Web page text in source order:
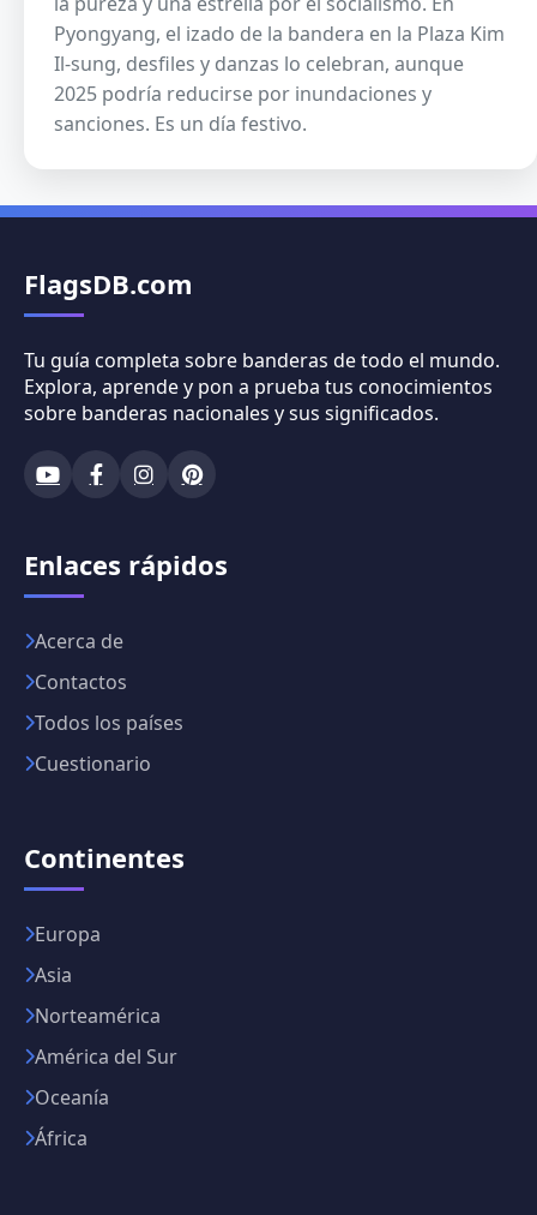
Pyongyang, el izado de la bandera en la Plaza Kim
Il-sung, desfiles y danzas lo celebran, aunque
2025 podría reducirse por inundaciones y
sanciones. Es un día festivo.
FlagsDB.com
Tu guía completa sobre banderas de todo el mundo.
Explora, aprende y pon a prueba tus conocimientos
sobre banderas nacionales y sus significados.
Enlaces rápidos
Acerca de
Contactos
Todos los países
Cuestionario
Continentes
Europa
Asia
Norteamérica
América del Sur
Oceanía
África